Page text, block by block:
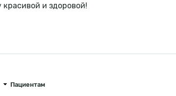
и здоровой!
Пациентам